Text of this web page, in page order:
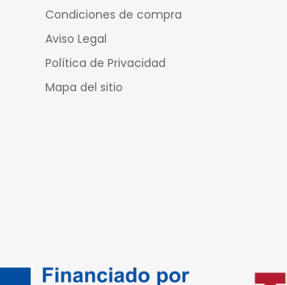
Condiciones de compra
Aviso Legal
Política de Privacidad
Mapa del sitio